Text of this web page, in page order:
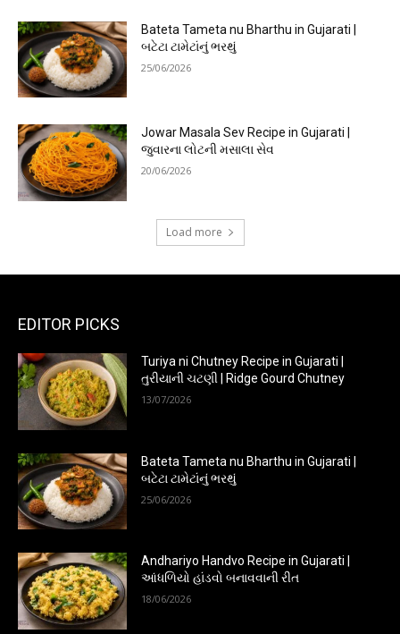
Bateta Tameta nu Bharthu in Gujarati |
બટેટા ટામેટાંનું ભરથું
25/06/2026
Jowar Masala Sev Recipe in Gujarati |
જુવારના લોટની મસાલા સેવ
20/06/2026
Load more
EDITOR PICKS
Turiya ni Chutney Recipe in Gujarati |
તુરીયાની ચટણી | Ridge Gourd Chutney
13/07/2026
Bateta Tameta nu Bharthu in Gujarati |
બટેટા ટામેટાંનું ભરથું
25/06/2026
Andhariyo Handvo Recipe in Gujarati |
આંધળિયો હાંડવો બનાવવાની રીત
18/06/2026